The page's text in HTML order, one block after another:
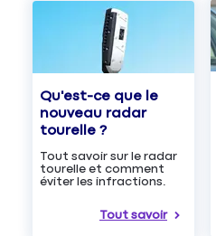
Qu'est-ce que le
nouveau radar
tourelle ?
Tout savoir sur le radar
tourelle et comment
éviter les infractions.
Tout savoir